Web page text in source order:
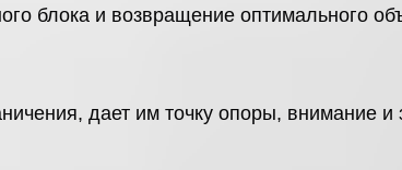
блока и возвращение оптимального
дает им точку опоры, внимание и